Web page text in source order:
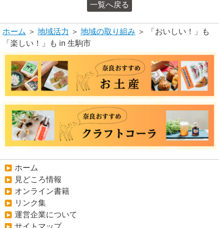
一覧へ戻る
ホーム ＞ 地域活力 ＞ 地域の取り組み ＞ 「おいしい！」も
「楽しい！」も in 生駒市
ホーム
見どころ情報
オンライン書籍
リンク集
運営企業について
サイトマップ